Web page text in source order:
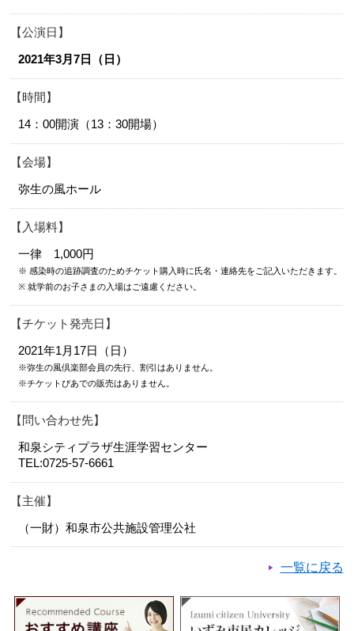
公演日
2021年3月7日（日）
時間
14：00開演（13：30開場）
会場
弥生の風ホール
入場料
一律 1,000円
※ 感染時の追跡調査のためチケット購入時に氏名・連絡先をご記入いただきます。
※ 就学前のお子さまの入場はご遠慮ください。
チケット発売日
2021年1月17日（日）
※弥生の風倶楽部会員の先行、割引はありません。
※チケットぴあでの販売はありません。
問い合わせ先
和泉シティプラザ生涯学習センター
TEL:0725-57-6661
主催
（一財）和泉市公共施設管理公社
一覧に戻る